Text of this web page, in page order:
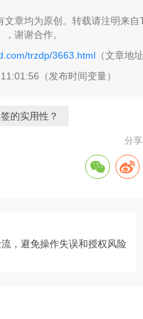
文章均为原创。转载请注明来
谢谢合作。
trzdp/3663.html （文章地
（发布时间变量）
的实用性？
分
，避免操作失误和授权风险